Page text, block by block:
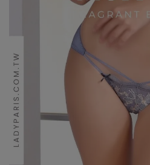
7、8月滿千折百19
7、8月滿千折百20
7、8月滿千折百21
7、8月滿千折百22
7、8月滿千折百24
7、8月滿千折百25
浪漫疊加｜全館滿4000贈貓耳眼罩